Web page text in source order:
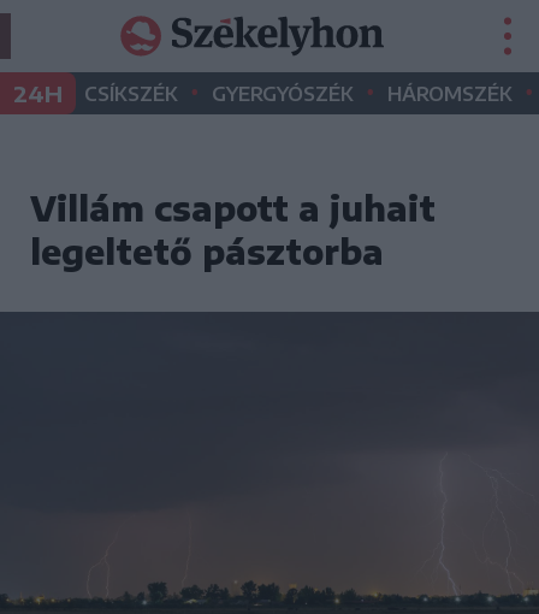
24H CSÍKSZÉK • GYERGYÓSZÉK • HÁROMSZÉK •
Villám csapott a juhait
legeltető pásztorba